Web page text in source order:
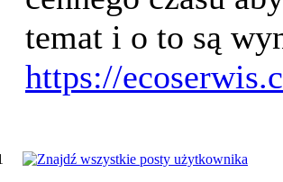
temat i o to są
https://